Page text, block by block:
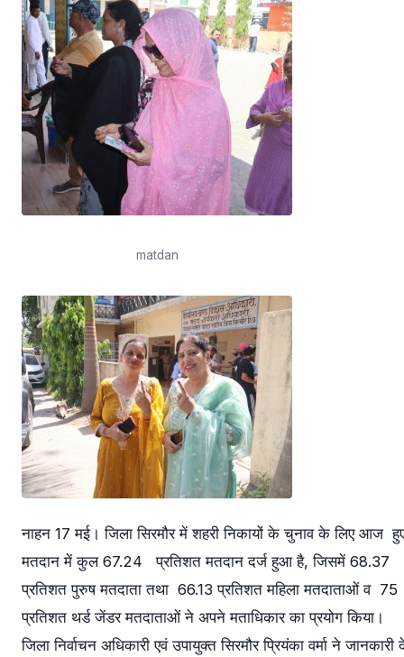
matdan
नाहन 17 मई। जिला सिरमौर में शहरी निकायों के चुनाव के लिए आज
मतदान में कुल 67.24 प्रतिशत मतदान दर्ज हुआ है, जिसमें 68.37
प्रतिशत पुरुष मतदाता तथा 66.13 प्रतिशत महिला मतदाताओं व 75
प्रतिशत थर्ड जेंडर मतदाताओं ने अपने मताधिकार का प्रयोग किया।
जिला निर्वाचन अधिकारी एवं उपायुक्त सिरमौर प्रियंका वर्मा ने जानकारी